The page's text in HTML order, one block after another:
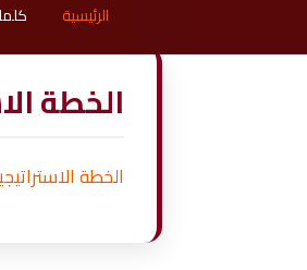
الرئيسية
الخطة
الخطة